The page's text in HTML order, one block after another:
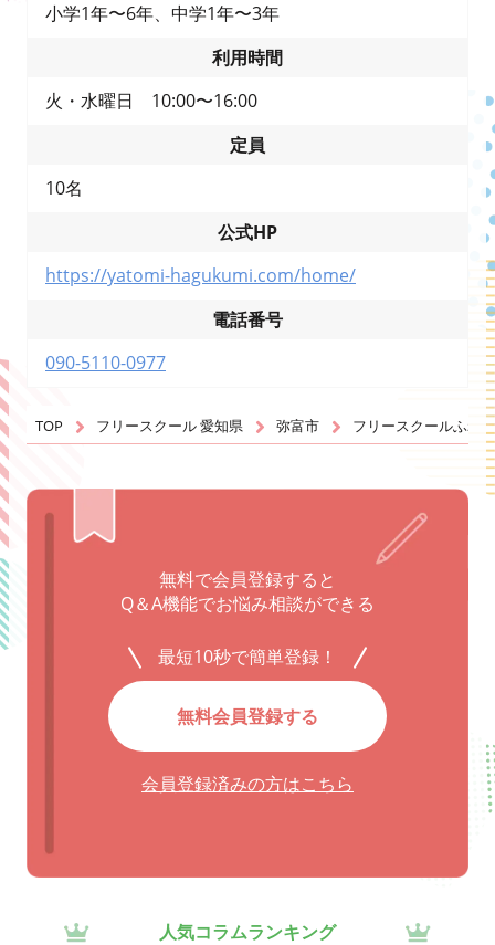
小学1年〜6年、中学1年〜3年
利用時間
火・水曜日 10:00〜16:00
定員
10名
公式HP
https://yatomi-hagukumi.com/home/
電話番号
090-5110-0977
TOP フリースクール 愛知県 弥富市 フリースクールふれ
無料で会員登録すると
Q＆A機能でお悩み相談ができる
最短10秒で簡単登録！
無料会員登録する
会員登録済みの方はこちら
人気コラムランキング